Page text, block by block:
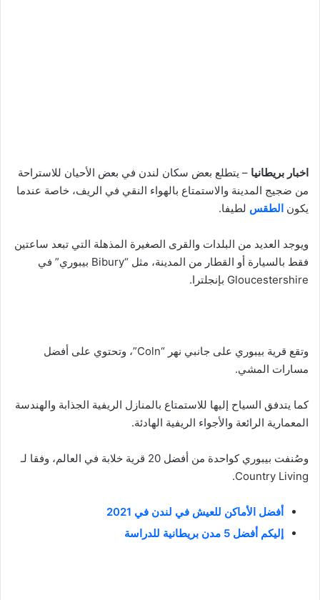
اخبار بريطانيا – يتطلع بعض سكان لندن في بعض الأحيان للاستراحة
من ضجيج المدينة والاستمتاع بالهواء النقي في الريف، خاصة عندما
يكون الطقس لطيفا.
ويوجد العديد من البلدات والقرى الصغيرة المذهلة التي تبعد ساعتين
فقط بالسيارة أو القطار من المدينة، مثل “Bibury بيبوري” في
Gloucestershire بإنجلترا.
وتقع قرية بيبوري على جانبي نهر “Coln”، وتحتوي على أفضل
مسارات المشي.
كما يتدفق السياح إليها للاستمتاع بالمنازل الريفية الجذابة والهندسة
المعمارية الرائعة والأجواء الريفية الهادئة.
وصُنفت بيبوري كواحدة من أفضل 20 قرية خلابة في العالم، وفقا لـ
Country Living.
أفضل الأماكن للعيش في لندن في 2021
إليكم أفضل 5 مدن بريطانية للدراسة